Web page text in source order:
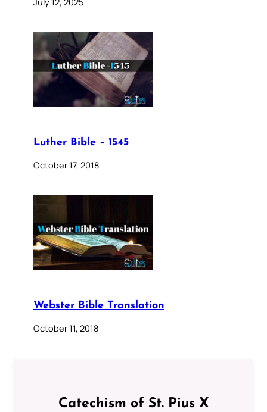
Luther Bible – 1545
October 17, 2018
Webster Bible Translation
October 11, 2018
Catechism of St. Pius X